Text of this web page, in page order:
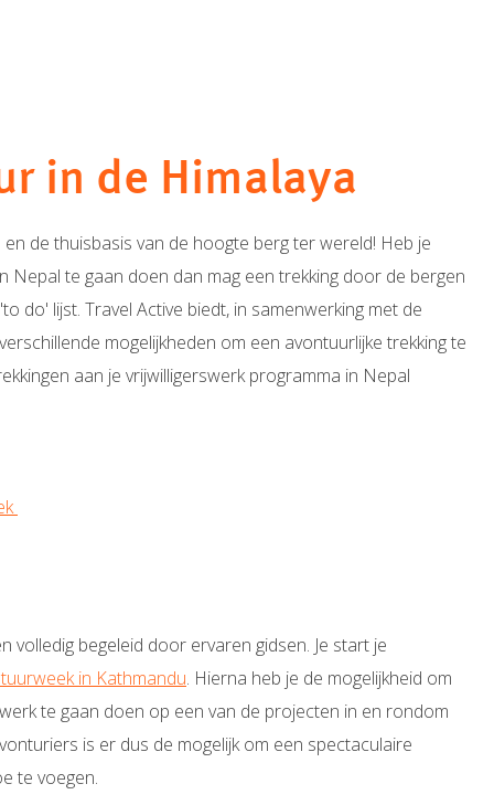
in de Himalaya
de thuisbasis van de hoogte berg ter wereld! Heb je
Nepal te gaan doen dan mag een trekking door de bergen
do' lijst. Travel Active biedt, in samenwerking met de
mogelijkheden om een avontuurlijke trekking te
aan je vrijwilligerswerk programma in Nepal
volledig begeleid door ervaren gidsen. Je start je
in Kathmandu. Hierna heb je de mogelijkheid om
te gaan doen op een van de projecten in en rondom
is er dus de mogelijk om een spectaculaire
te voegen.